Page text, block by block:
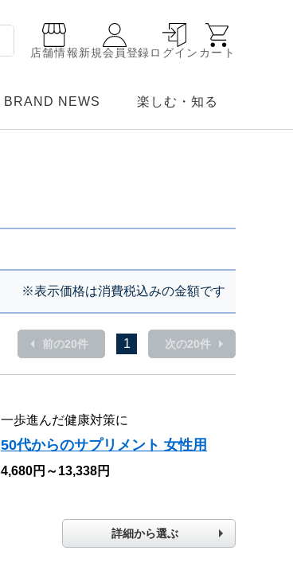
店舗情報新規会員登録ログイン カート
BRAND NEWS 楽しむ・知る
※表示価格は消費税込みの金額です
前の20件 1 次の20件
一歩進んだ健康対策に
50代からのサプリメント 女性用
4,680円～13,338円
詳細から選ぶ